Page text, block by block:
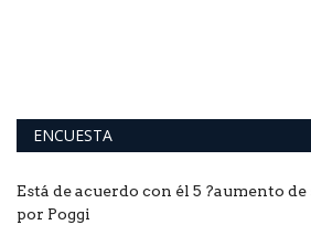
ENCUESTA
Está de acuerdo con él 5 ?aumento
por Poggi